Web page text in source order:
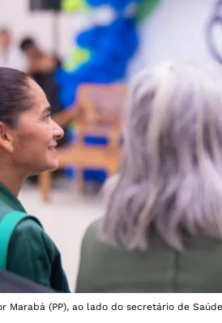
Marabá (PP), ao lado do secretário de